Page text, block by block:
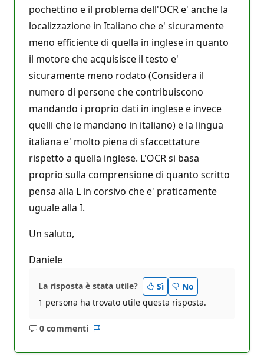
pochettino e il problema dell'OCR e' anche la
localizzazione in Italiano che e' sicuramente
meno efficiente di quella in inglese in quanto
il motore che acquisisce il testo e'
sicuramente meno rodato (Considera il
numero di persone che contribuiscono
mandando i proprio dati in inglese e invece
quelli che le mandano in italiano) e la lingua
italiana e' molto piena di sfaccettature
rispetto a quella inglese. L'OCR si basa
proprio sulla comprensione di quanto scritto
pensa alla L in corsivo che e' praticamente
uguale alla I.
Un saluto,
Daniele
La risposta è stata utile? Sì
No
1 persona ha trovato utile questa risposta.
0 commenti
Nessun